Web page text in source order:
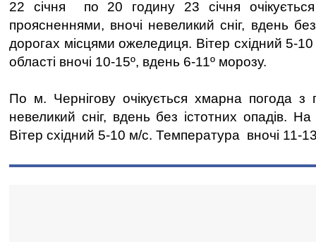
22 січня по 20 годину 23 січня
проясненнями, вночі невеликий сніг, вдень
дорогах місцями ожеледиця. Вітер східний 5-
області вночі 10-15º, вдень 6-11º морозу.
По м. Чернігову очікується хмарна погода з
невеликий сніг, вдень без істотних опадів.
Вітер східний 5-10 м/с. Температура вночі 11-